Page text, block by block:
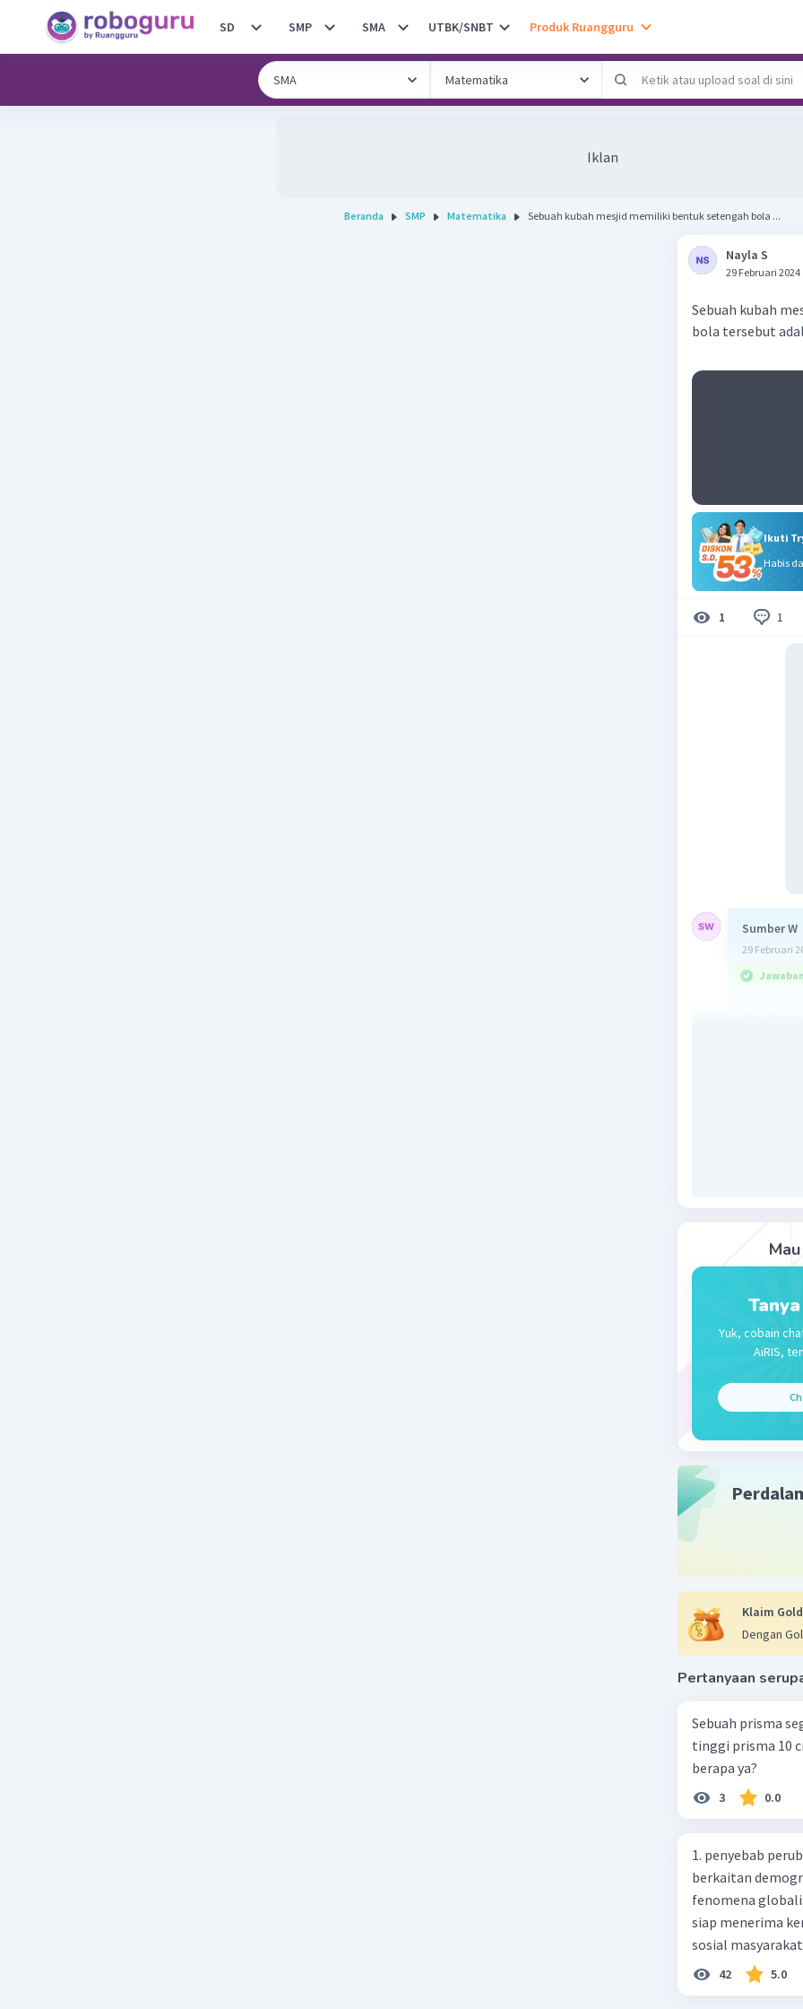
SD SMP SMA UTBK/SNBT Produk Ruangguru
Iklan
Beranda SMP Matematika Sebuah kubah mesjid memiliki bentuk setengah bola ...
Nayla S
29 Februari 2024
Sebuah kubah
bola tersebut
Ikuti
Habis
1 1
Sumber W
29 Februari
Kubah
Dipilihan
Beri
Yuk, cobain
AiRIS,
Klaim
Dengan
Pertanyaan
Sebuah prisma
tinggi prisma 10
berapa ya?
3 0.0
1. penyebab
berkaitan
fenomena
siap menerima
sosial
perubahan ke
pengetahuan
42 5.0